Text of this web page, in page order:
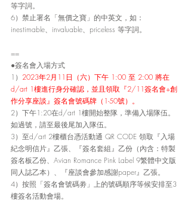
等字詞。
6）禁止署名「無價之寶」的中英文，如：
inestimable、invaluable、priceless 等字詞。
==
●簽名會入場方式
1） 2023年2月11日（六）下午 1:00 至 2:00 將在
d/art 1樓進行身分確認，並且領取『2/11簽名會+創
作分享座談』簽名會號碼牌（1-50號）。
2）下午1:20在d/art 1樓開始整隊，準備入場隊伍。
如過號，請至最後尾加入隊伍。
3）至d/art 2樓櫃台憑活動通 QR CODE 領取『入場
紀念明信片』乙張、『簽名套組』乙份（內含：特製
簽名板乙份、Avian Romance Pink Label 9繁體中文版
同人誌乙本）、『座談會參加感謝paper』乙張。
4）按照「簽名會號碼劵」上的號碼順序等候安排至3
樓簽名活動會場。